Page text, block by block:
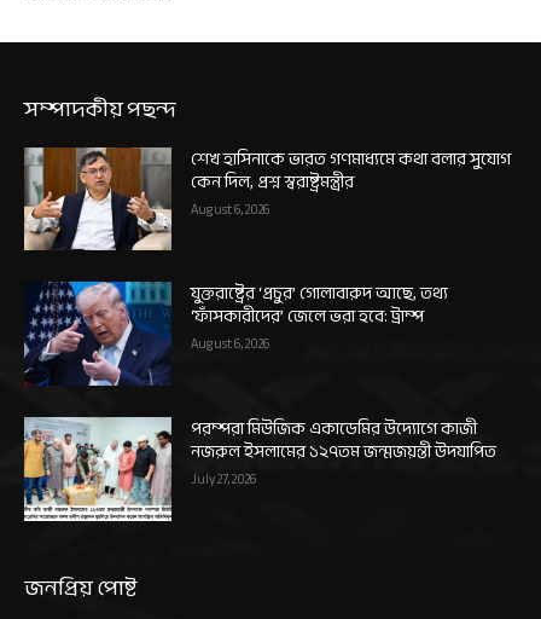
সম্পাদকীয় পছন্দ
শেখ হাসিনাকে ভারত গণমাধ্যমে কথা বলার সুযোগ
কেন দিল, প্রশ্ন স্বরাষ্ট্রমন্ত্রীর
August 6, 2026
যুক্তরাষ্ট্রের ‘প্রচুর’ গোলাবারুদ আছে, তথ্য
‘ফাঁসকারীদের’ জেলে ভরা হবে: ট্রাম্প
August 6, 2026
পরম্পরা মিউজিক একাডেমির উদ্যোগে কাজী
নজরুল ইসলামের ১২৭তম জন্মজয়ন্তী উদযাপিত
July 27, 2026
জনপ্রিয় পোষ্ট